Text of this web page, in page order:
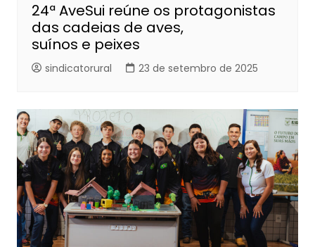
24ª AveSui reúne os protagonistas
das cadeias de aves,
suínos e peixes
sindicatorural 23 de setembro de 2025